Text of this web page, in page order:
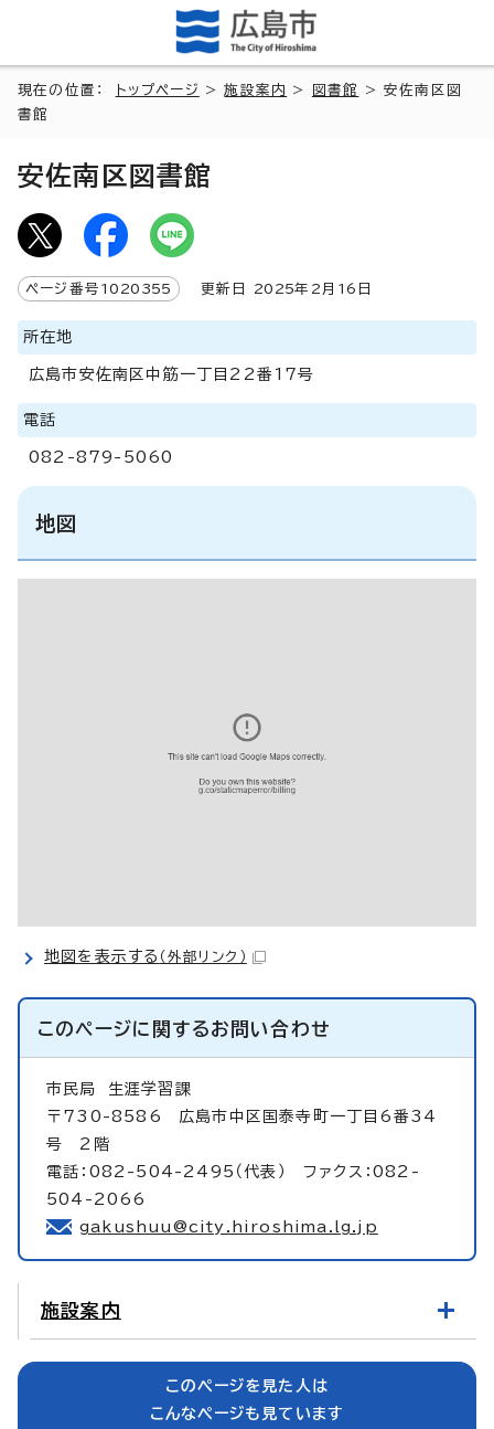
現在の位置： トップページ >施設案内 > 図書館
> 安佐南区図
書館
安佐南区図書館
ページ番号 1020355 更新日 2025年2月 16 日
所在地
広島市安佐南区中筋一丁目22番17号
電話
082-879-5060
地図
地図を表示する （外部リンク）
このページに関するお問い合わせ
市民局 生涯学習課
〒730-8586 広島市中区国泰寺町一丁目6番34
号 2階
電話：082-504-2495（代表） ファクス：082-
504-2066
gakushuu@city.hiroshima.lg.jp
施設案内
このページを見た人は
こんなページも見ています